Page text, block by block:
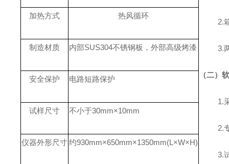
加热方式 热风循环
制造材质 内部SUS304不锈钢板，外部高级烤漆
安全保护 电路短路保护
试样尺寸 不小于30mm×10mm
仪器外形尺寸约930mm×650mm×1350mm(L×W×H)
2.
3.
（二）
1.
2.
3.